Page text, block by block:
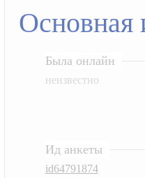
Основная
Была онлайн
неизвестно
Ид анкеты
id64791874